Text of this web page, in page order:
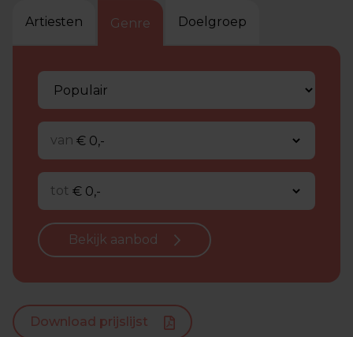
Artiesten Genre Doelgroep
van
tot
Bekijk aanbod
Download prijslijst